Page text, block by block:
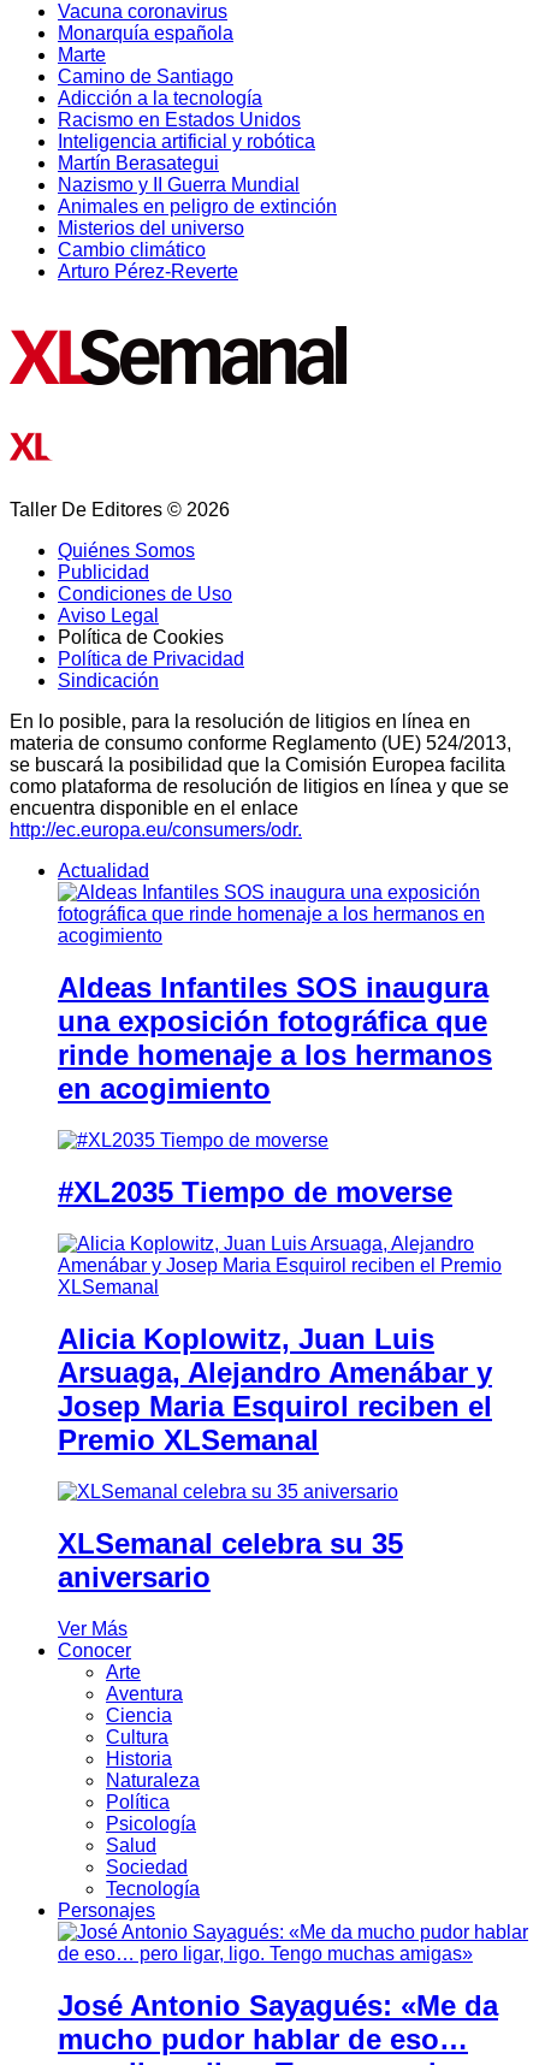
Vacuna coronavirus
Monarquía española
Marte
Camino de Santiago
Adicción a la tecnología
Racismo en Estados Unidos
Inteligencia artificial y robótica
Martín Berasategui
Nazismo y II Guerra Mundial
Animales en peligro de extinción
Misterios del universo
Cambio climático
Arturo Pérez-Reverte
Taller De Editores © 2026
Quiénes Somos
Publicidad
Condiciones de Uso
Aviso Legal
Política de Cookies
Política de Privacidad
Sindicación
En lo posible, para la resolución de litigios en línea en
materia de consumo conforme Reglamento (UE) 524/2013,
se buscará la posibilidad que la Comisión Europea facilita
como plataforma de resolución de litigios en línea y que se
encuentra disponible en el enlace
http://ec.europa.eu/consumers/odr.
Actualidad
Aldeas Infantiles SOS inaugura
una exposición fotográfica que
rinde homenaje a los hermanos
en acogimiento
#XL2035 Tiempo de moverse
Alicia Koplowitz, Juan Luis
Arsuaga, Alejandro Amenábar y
Josep Maria Esquirol reciben el
Premio XLSemanal
XLSemanal celebra su 35
aniversario
Ver Más
Conocer
Arte
Aventura
Ciencia
Cultura
Historia
Naturaleza
Política
Psicología
Salud
Sociedad
Tecnología
Personajes
José Antonio Sayagués: «Me da
mucho pudor hablar de eso…